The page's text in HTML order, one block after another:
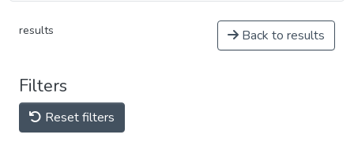
results Back to results
Filters
Reset filters